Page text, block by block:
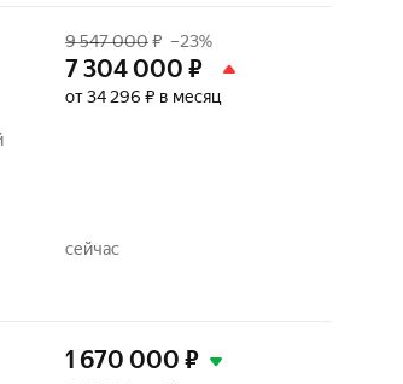
9 547 000₽ –23%
7 304 000 ₽
от 34 296 ₽ в месяц
сейчас
1 670 000 ₽